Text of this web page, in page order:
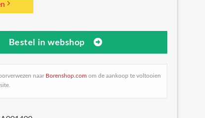
Bestel in webshop
naar Borenshop.com om de aankoop te voltooien